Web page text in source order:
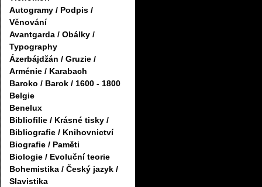
Autogramy / Podpis /
Věnování
Avantgarda / Obálky /
Typography
Ázerbájdžán / Gruzie /
Arménie / Karabach
Baroko / Barok / 1600 - 1800
Belgie
Benelux
Bibliofilie / Krásné tisky /
Bibliografie / Knihovnictví
Biografie / Paměti
Biologie / Evoluční teorie
Bohemistika / Český jazyk /
Slavistika